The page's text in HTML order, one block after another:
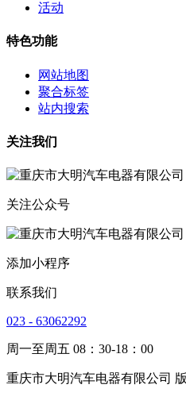
活动
特色功能
网站地图
聚合标签
站内搜索
关注我们
关注公众号
添加小程序
联系我们
023 - 63062292
周一至周五 08：30-18：00
重庆市大明汽车电器有限公司